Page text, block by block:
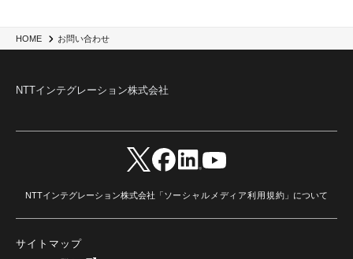
HOME お問い合わせ
NTTインテグレーション株式会社
NTTインテグレーション株式会社「ソーシャルメディア利用規約 」について
サイトマップ